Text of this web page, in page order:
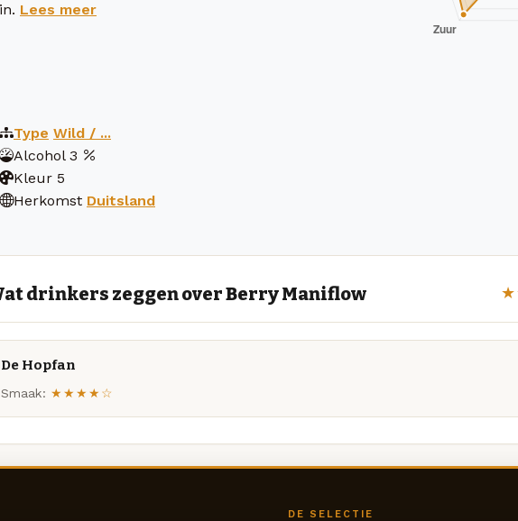
in. Lees meer
Type Wild / ...
Alcohol 3
Kleur 5
Herkomst Duitsland
drinkers zeggen over Berry Maniflow
De Hopfan
Smaak: ★★★★☆
DE SELECTIE